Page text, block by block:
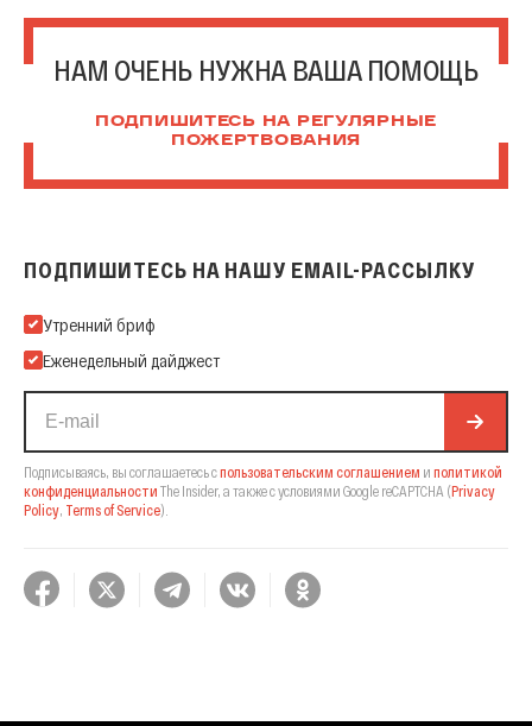
НАМ ОЧЕНЬ НУЖНА ВАША ПОМОЩЬ
ПОДПИШИТЕСЬ НА РЕГУЛЯРНЫЕ
ПОЖЕРТВОВАНИЯ
ПОДПИШИТЕСЬ НА НАШУ EMAIL-РАССЫЛКУ
Подпишитесь на нашу Email-рассылку
Утренний бриф
Еженедельный дайджест
Подписываясь, вы соглашаетесь спользовательским соглашением и политикой
конфиденциальности The Insider, а также с условиями Google reCAPTCHA (Privacy
Policy Terms of Service).